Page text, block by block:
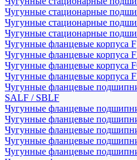
Чугунные стационарные
Чугунные стационарные
Чугунные стационарные
Чугунные фланцевые корпуса F
Чугунные фланцевые корпуса
Чугунные фланцевые корпуса
Чугунные фланцевые корпуса
Чугунные фланцевые
SALF / SBLF
Чугунные фланцевые
Чугунные фланцевые
Чугунные фланцевые
Чугунные фланцевые
Чугунные фланцевые